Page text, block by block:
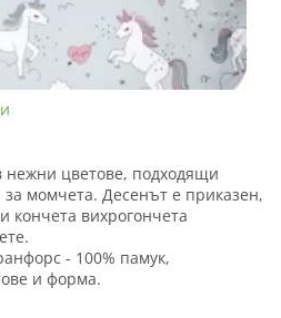
нежни цветове, подходящи
за момчета. Десенът е приказен,
кончета вихрогончета
- 100% памук,
и форма.